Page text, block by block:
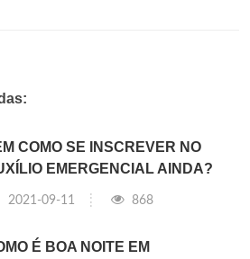
COMO SE INSCREVER NO
EMERGENCIAL AINDA?
2021-09-11 868
É BOA NOITE EM